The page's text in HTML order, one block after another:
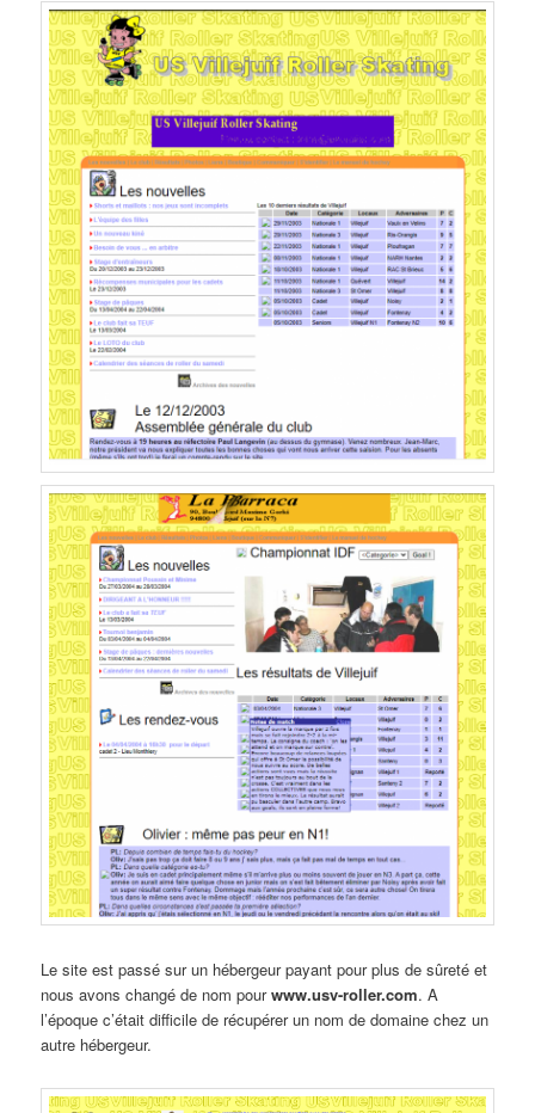
Le site est passé sur un hébergeur payant pour plus de sûreté et
nous avons changé de nom pourwww.usv-roller.com. A
l’époque c’était difficile de récupérer un nom de domaine chez un
autre hébergeur.